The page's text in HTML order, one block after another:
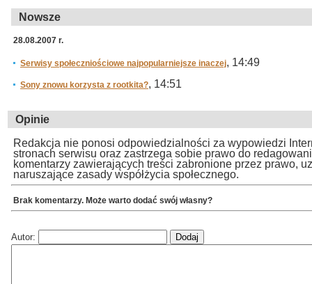
Nowsze
28.08.2007 r.
Serwisy społeczniościowe najpopularniejsze inaczej, 14:49
Sony znowu korzysta z rootkita?, 14:51
Opinie
Redakcja nie ponosi odpowiedzialności za wypowiedzi
stronach serwisu oraz zastrzega sobie prawo do
komentarzy zawierających treści zabronione przez prawo,
naruszające zasady współżycia społecznego.
Brak komentarzy. Może warto dodać swój własny?
Autor: